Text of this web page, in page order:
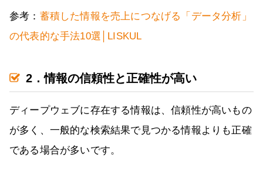
参考： 蓄積した情報を売上につなげる「データ分析」
の代表的な手法10選│LISKUL
2．情報の信頼性と正確性が高い
ディープウェブに存在する情報は、信頼性が高いもの
が多く、一般的な検索結果で見つかる情報よりも正確
である場合が多いです。